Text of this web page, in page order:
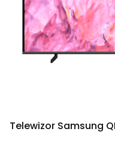
Telewizor Samsung